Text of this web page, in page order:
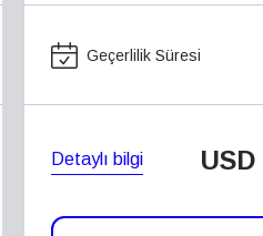
Geçerlilik Süresi
Detaylı bilgi USD